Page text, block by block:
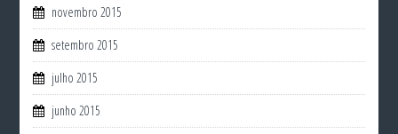
novembro 2015
setembro 2015
julho 2015
junho 2015